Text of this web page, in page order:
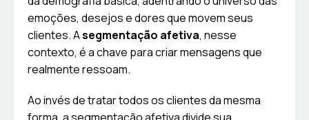
emoções, desejos e dores que movem seus
clientes. Asegmentação afetiva, nesse
contexto, é a chave para criar mensagens que
realmente ressoam.
Ao invés de tratar todos os clientes da mesma